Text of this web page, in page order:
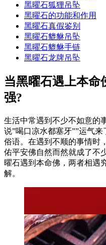
黑曜石狐狸吊坠
黑曜石的功能和作用
黑曜石真假鉴别
黑曜石貔貅吊坠
黑曜石貔貅手链
黑曜石龙牌吊坠
当黑曜石遇上本命
强?
生活中常遇到不少不如意的
说”喝口凉水都塞牙””运气
俗语。在遇到不顺的事情时
佑平安佛自然而然就成了不
曜石遇到本命佛，两者相遇
解。